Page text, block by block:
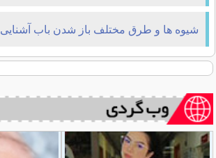
شیوه ها و طرق مختلف باز شدن باب آشنایی